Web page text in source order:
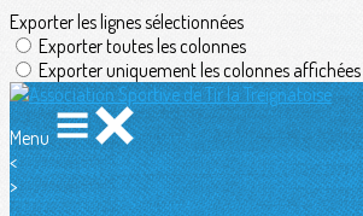
Exporter les lignes sélectionnées
Exporter toutes les colonnes
Exporter uniquement les colonnes affichées
Menu
<
>